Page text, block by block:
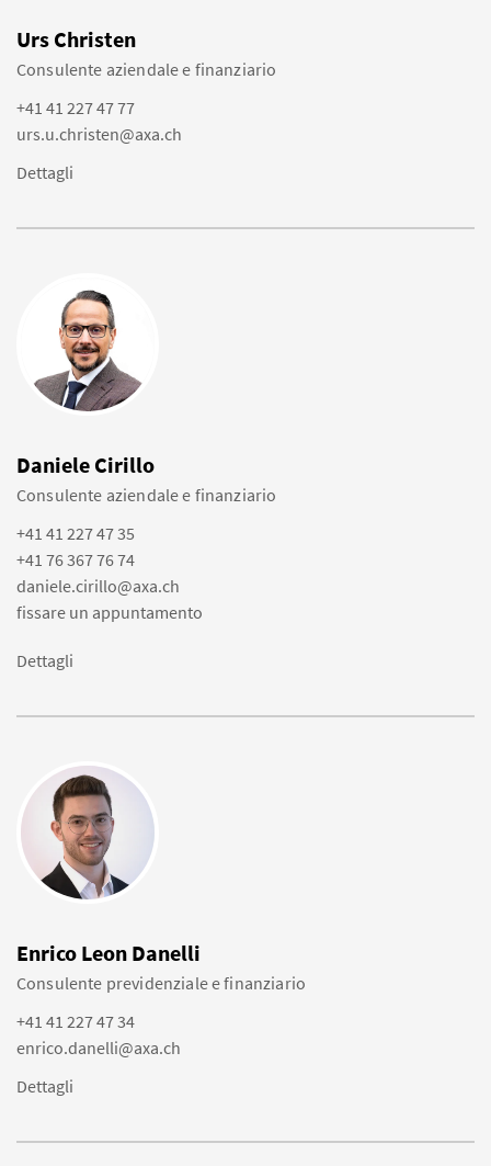
Urs Christen
Consulente aziendale e finanziario
+41 41 227 47 77
urs.u.christen@axa.ch
Dettagli
Daniele Cirillo
Consulente aziendale e finanziario
+41 41 227 47 35
+41 76 367 76 74
daniele.cirillo@axa.ch
fissare un appuntamento
Dettagli
Enrico Leon Danelli
Consulente previdenziale e finanziario
+41 41 227 47 34
enrico.danelli@axa.ch
Dettagli